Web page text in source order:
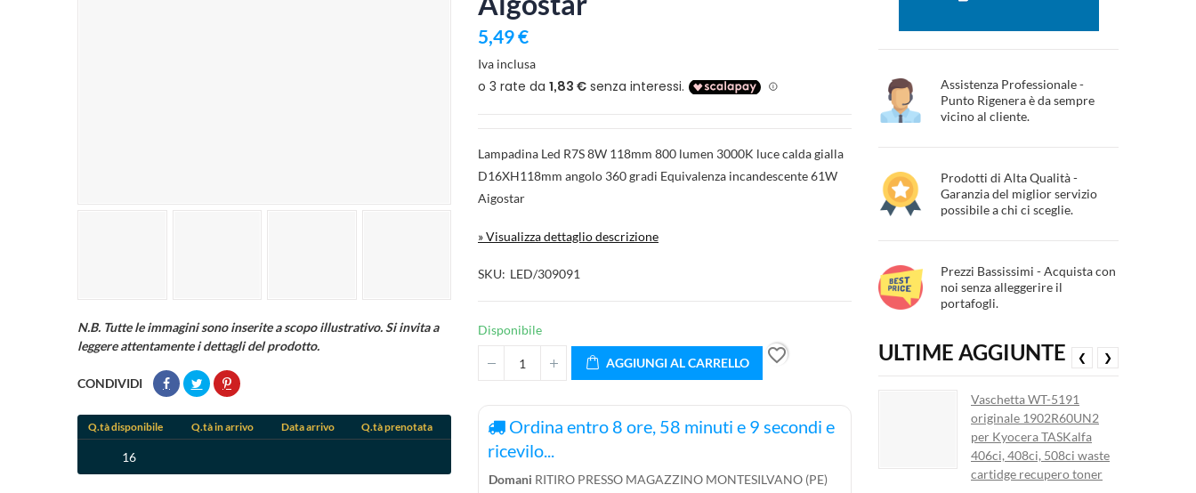
N.B. Tutte le immagini sono inserite a scopo illustrativo. Si invita a
leggere attentamente i dettagli del prodotto.
CONDIVIDI
Q.tà disponibile Q.tà in arrivo Data arrivo Q.tà prenotata
16
5,49 €
Iva inclusa
Lampadina Led R7S 8W 118mm 800 lumen 3000K luce calda gialla
D16XH118mm angolo 360 gradi Equivalenza incandescente 61W
Aigostar
» Visualizza dettaglio descrizione
SKU LED/309091
Disponibile
AGGIUNGI AL CARRELLO favorite_border
Ordina entro 8 ore, 58 minuti e 7 secondi e
ricevilo...
Domani RITIRO PRESSO MAGAZZINO MONTESILVANO (PE)
Assistenza Professionale -
Punto Rigenera è da sempre
vicino al cliente.
Prodotti di Alta Qualità -
Garanzia del miglior servizio
possibile a chi ci sceglie.
Prezzi Bassissimi - Acquista con
noi senza alleggerire il
portafogli.
ULTIME AGGIUNTE
Vaschetta WT-5191
originale 1902R60UN2
per Kyocera TASKalfa
406ci, 408ci, 508ci waste
cartidge recupero toner
❮ ❯